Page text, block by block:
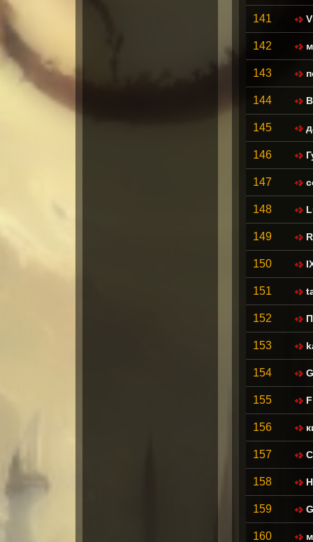
141
142
143
144
145
146
147
148
149
150
151
152
153
154
155
156
157
158
159
160